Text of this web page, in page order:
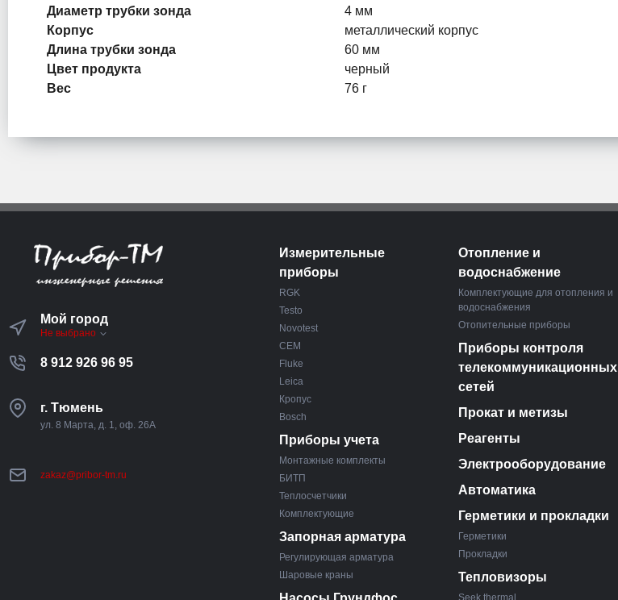
Диаметр трубки зонда
4 мм
Корпус
металлический корпус
Длина трубки зонда
60 мм
Цвет продукта
черный
Вес
76 г
Мой город
Не выбрано
8 912 926 96 95
г. Тюмень
ул. 8 Марта, д. 1, оф. 26А
zakaz@pribor-tm.ru
Измерительные
приборы
RGK
Testo
Novotest
CEM
Fluke
Leica
Кропус
Bosch
Приборы учета
Монтажные комплекты
БИТП
Теплосчетчики
Комплектующие
Запорная арматура
Регулирующая арматура
Шаровые краны
Отопление и
водоснабжение
Комплектующие для отопления и
водоснабжения
Отопительные приборы
Приборы контроля
телекоммуникационных
сетей
Прокат и метизы
Реагенты
Электрооборудование
Автоматика
Герметики и прокладки
Герметики
Прокладки
Тепловизоры